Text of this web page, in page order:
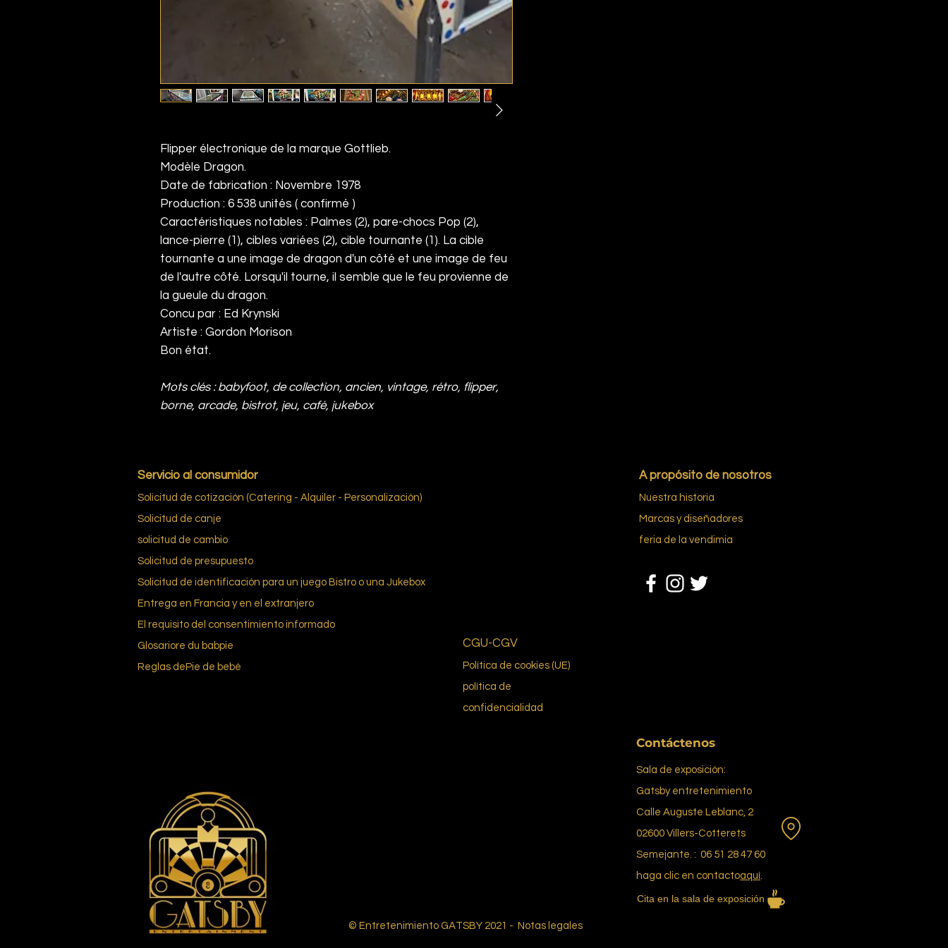
Flipper électronique de la marque Gottlieb.
Modèle Dragon.
Date de fabrication : Novembre 1978
Production : 6 538 unités ( confirmé )
Caractéristiques notables : Palmes (2), pare-chocs Pop (2),
lance-pierre (1), cibles variées (2), cible tournante (1). La cible
tournante a une image de dragon d'un côté et une image de feu
de l'autre côté. Lorsqu'il tourne, il semble que le feu provienne de
la gueule du dragon.
Concu par : Ed Krynski
Artiste : Gordon Morison
Bon état.
Mots clés : babyfoot, de collection, ancien, vintage, rétro, flipper,
borne, arcade, bistrot, jeu, café, jukebox
Servicio al consumidor
Solicitud de cotización (Catering - Alquiler - Personalización)
Solicitud de canje
solicitud de cambio
Solicitud de presupuesto
Solicitud de identificación para un juego Bistro o una Jukebox
Entrega en Francia y en el extranjero
El requisito del consentimiento informado
Glosariore du babpie
Reglas de Pie de bebé
CGU-CGV
Política de cookies (UE)
política de
confidencialidad
A propósito de nosotros
Nuestra historia
Marcas y diseñadores
feria de la vendimia
Contáctenos
Sala de exposición:
Gatsby entretenimiento
Calle Auguste Leblanc, 2
02600 Villers-Cotterets
Semejante. : 06 51 28 47 60
haga clic en contactoaquí.
Cita en la sala de exposición
© Entretenimiento GATSBY 2021 - Notas legales